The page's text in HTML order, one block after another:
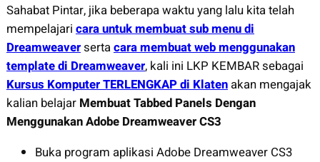
Sahabat Pintar, jika beberapa waktu yang lalu kita telah
mempelajari cara untuk membuat sub menu di
Dreamweaversertacara membuat web menggunakan
template di Dreamweaver, kali ini LKP KEMBAR sebagai
Kursus Komputer TERLENGKAP di Klatenakan mengajak
kalian belajar Membuat Tabbed Panels Dengan
Menggunakan Adobe Dreamweaver CS3
Buka program aplikasi Adobe Dreamweaver CS3